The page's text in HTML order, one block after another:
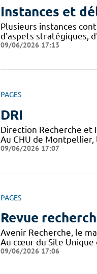
Instances et
Plusieurs instances
d'aspets stratégiques,
09/06/2026 17:13
PAGES
DRI
Direction Recherche et
Au CHU de
09/06/2026 17:07
PAGES
Revue
Avenir Recherche, le
Au cœur du Site Unique
09/06/2026 17:06